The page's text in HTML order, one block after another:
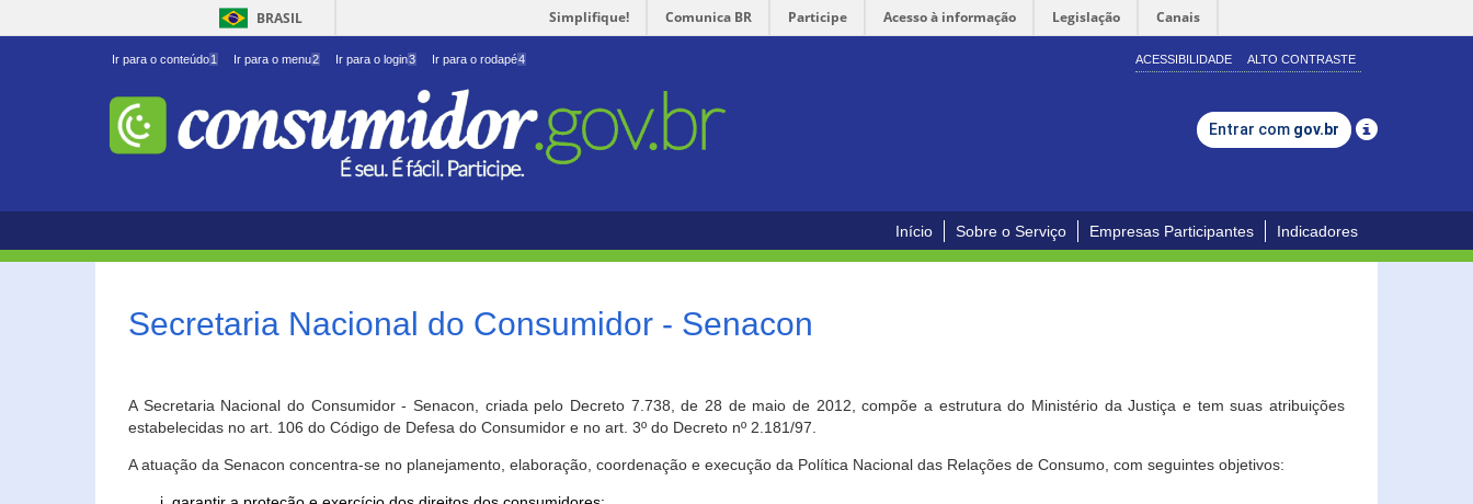
BRASIL Simplifique! Comunica BR Participe Acesso à informação Legislação Canais
Ir para o conteúdo1 Ir para o menu2 Ir para o login3 Ir para o rodapé4 ACESSIBILIDADE ALTO CONTRASTE
Entrar com gov.br
Início Sobre o Serviço Empresas Participantes Indicadores
Secretaria Nacional do Consumidor - Senacon
A Secretaria Nacional do Consumidor - Senacon, criada pelo Decreto 7.738, de 28 de maio de 2012, compõe a estrutura do Ministério da Justiça e tem suas atribuições
estabelecidas no art. 106 do Código de Defesa do Consumidor e no art. 3º do Decreto nº 2.181/97.
A atuação da Senacon concentra-se no planejamento, elaboração, coordenação e execução da Política Nacional das Relações de Consumo, com seguintes objetivos: